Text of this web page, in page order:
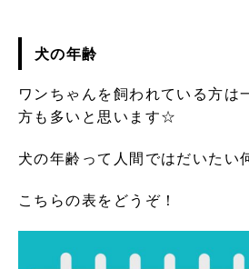
犬の年齢
ワンちゃんを飼われている方は
方も多いと思います☆
犬の年齢って人間ではだいたい
こちらの表をどうぞ！